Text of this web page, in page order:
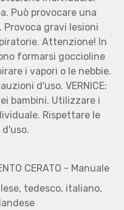
Può provocare una
gravi lesioni
Attenzione! In
formarsi goccioline
i vapori o le nebbie.
d'uso. VERNICE:
bambini. Utilizzare i
Rispettare le
CERATO - Manuale
tedesco, italiano,